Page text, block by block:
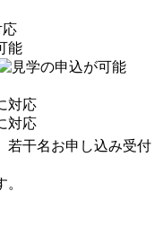
若干名お申し込み受付